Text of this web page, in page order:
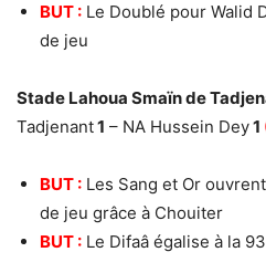
BUT : Le Doublé pour Walid
de jeu
Stade Lahoua Smaïn de
Tadjenant1 – NA Hussein Dey1
BUT : Les Sang et Or
de jeu grâce à Chouiter
BUT : Le Difaâ égalise à la